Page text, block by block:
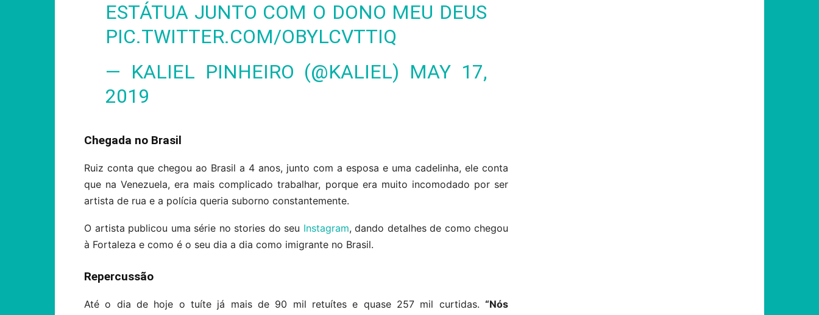
ESTÁTUA JUNTO COM O DONO MEU DEUS
PIC.TWITTER.COM/OBYLCVTTIQ
— KALIEL PINHEIRO (@KALIEL) MAY 17,
2019
Chegada no Brasil
Ruiz conta que chegou ao Brasil a 4 anos, junto com a esposa e uma cadelinha, ele conta
que na Venezuela, era mais complicado trabalhar, porque era muito incomodado por ser
artista de rua e a polícia queria suborno constantemente.
O artista publicou uma série no stories do seu Instagram, dando detalhes de como chegou
à Fortaleza e como é o seu dia a dia como imigrante no Brasil.
Repercussão
Até o dia de hoje o tuíte já mais de 90 mil retuítes e quase 257 mil curtidas. “Nós